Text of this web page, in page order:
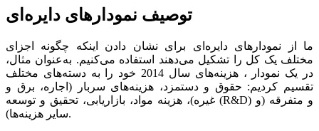
توصیف نمودارهای دایره‌ای
ما از نمودارهای دایره‌ای برای نشان دادن اینکه چگونه اجزای
مختلف یک کل را تشکیل می‌دهند استفاده می‌کنیم. به‌عنوان مثال،
در یک نمودار ، هزینه‌های سال 2014 خود را به دسته‌های مختلف
تقسیم کردیم: حقوق و دستمزد، هزینه‌های سربار (اجاره، برق و
غیره)، هزینه مواد، بازاریابی، تحقیق و توسعه (R&D) و متفرقه (و
سایر هزینه‌ها).